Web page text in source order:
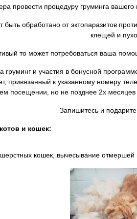
провести процедуру груминга
обработано от эктопаразитов
клещей и
то может потребоваться ваша
груминг и участия в бонусной
привязанный к указанному номеру
посещении, но не позднее 2х месяцев
Запишитесь и
и кошек:
кошек, вычесывание отмершей